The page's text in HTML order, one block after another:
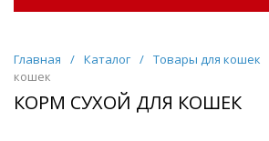
Главная / Каталог / Товары для кошек
кошек
КОРМ СУХОЙ ДЛЯ КОШЕК